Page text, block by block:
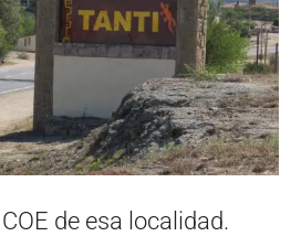
de esa localidad.